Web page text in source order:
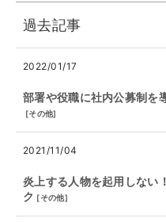
過去記事
2022/01/17
部署や役職に社内公募制を
[その他]
2021/11/04
炎上する人物を起用しない
ク [その他]